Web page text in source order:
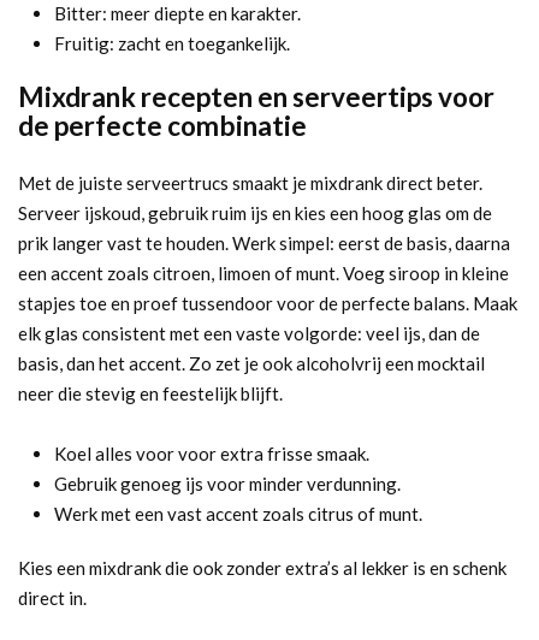
Bitter: meer diepte en karakter.
Fruitig: zacht en toegankelijk.
Mixdrank recepten en serveertips voor
de perfecte combinatie
Met de juiste serveertrucs smaakt je mixdrank direct beter.
Serveer ijskoud, gebruik ruim ijs en kies een hoog glas om de
prik langer vast te houden. Werk simpel: eerst de basis, daarna
een accent zoals citroen, limoen of munt. Voeg siroop in kleine
stapjes toe en proef tussendoor voor de perfecte balans. Maak
elk glas consistent met een vaste volgorde: veel ijs, dan de
basis, dan het accent. Zo zet je ook alcoholvrij een mocktail
neer die stevig en feestelijk blijft.
Koel alles voor voor extra frisse smaak.
Gebruik genoeg ijs voor minder verdunning.
Werk met een vast accent zoals citrus of munt.
Kies een mixdrank die ook zonder extra’s al lekker is en schenk
direct in.